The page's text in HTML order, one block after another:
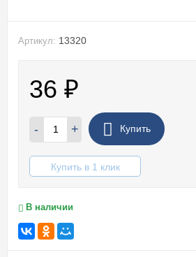
Артикул: 13320
36 ₽
- + Купить
Купить в 1 клик
В наличии